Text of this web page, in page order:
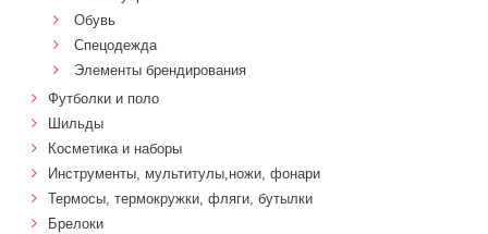
Обувь
Спецодежда
Элементы брендирования
Футболки и поло
Шильды
Косметика и наборы
Инструменты, мультитулы,ножи, фонари
Термосы, термокружки, фляги, бутылки
Брелоки